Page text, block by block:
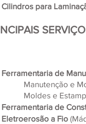
Cilindros para
Ferramentaria de
Manutenção e
Moldes e
Ferramentaria de
Eletroerosão a Fio